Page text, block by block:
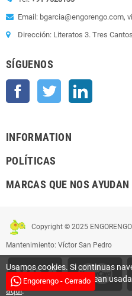
Email: bgarcia@engorengo.com,
Dirección: Literatos 3. Tres
SÍGUENOS
Facebook Twitter
INFORMATION
POLÍTICAS
MARCAS QUE NOS AYUDAN
Copyright © 2025 ENGORENGO
Mantenimiento: Víctor San Pedro
Usamos cookies. Si continuas
conformidad para que sean
aquí.
Engorengo - Cerrado